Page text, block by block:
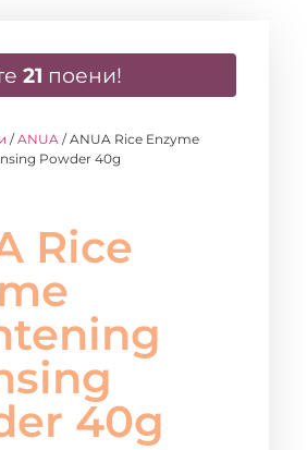
21 поени!
/ANUA / ANUA Rice Enzyme
Powder 40g
Rice
40g